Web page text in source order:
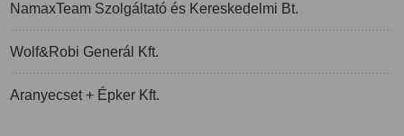
NamaxTeam Szolgáltató és Kereskedelmi Bt.
Wolf&Robi Generál Kft.
Aranyecset + Épker Kft.